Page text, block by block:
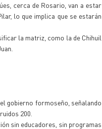
cerca de Rosario, van a estar
lo que implica que se estarán
la matriz, como la de Chihuil
gobierno formoseño, señalando
200.
sin educadores, sin programas